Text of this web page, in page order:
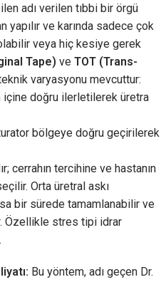
adı verilen tıbbi bir örgü
yapılır ve karında sadece çok
veya hiç kesiye gerek
Tape) ve TOT (Trans-
varyasyonu mevcuttur:
içine doğru ilerletilerek üretra
bölgeye doğru geçirilerek
cerrahın tercihine ve hastanın
Orta üretral askı
bir sürede tamamlanabilir ve
Özellikle stres tipi idrar
Bu yöntem, adı geçen Dr.